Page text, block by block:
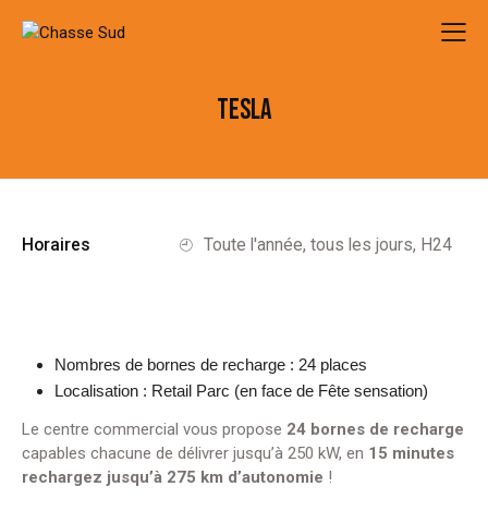
TESLA
Nombres de bornes de recharge : 24 places
Localisation : Retail Parc (en face de Fête sensation)
Le centre commercial vous propose 24 bornes de recharge
capables chacune de délivrer jusqu’à 250 kW, en 15 minutes
rechargez jusqu’à 275 km d’autonomie !
Horaires Toute l'année, tous les jours, H24